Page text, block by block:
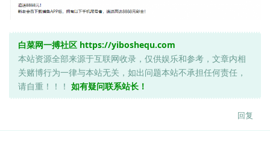
白菜网一搏社区 https://yiboshequ.com
本站资源全部来源于互联网收录，仅供娱乐和参考，文章内相
关赌博行为一律与本站无关，如出问题本站不承担任何责任，
请自重！！！ 如有疑问联系站长！
回复